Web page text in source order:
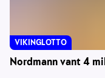
Nordmann vant 4
VIKINGLOTTO